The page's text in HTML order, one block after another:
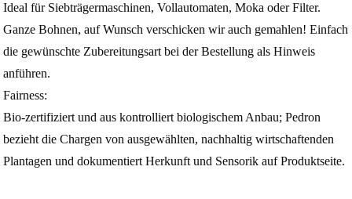
Ideal für Siebträgermaschinen, Vollautomaten, Moka oder Filter.
Ganze Bohnen, auf Wunsch verschicken wir auch gemahlen! Einfach
die gewünschte Zubereitungsart bei der Bestellung als Hinweis
anführen.
Fairness:
Bio‑zertifiziert und aus kontrolliert biologischem Anbau; Pedron
bezieht die Chargen von ausgewählten, nachhaltig wirtschaftenden
Plantagen und dokumentiert Herkunft und Sensorik auf Produktseite.